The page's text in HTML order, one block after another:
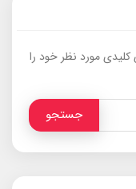
مورد نظر خود را
جستجو